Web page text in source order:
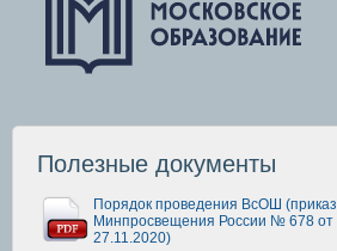
Полезные документы
Порядок проведения ВсОШ (приказ
Минпросвещения России № 678 от
27.11.2020)